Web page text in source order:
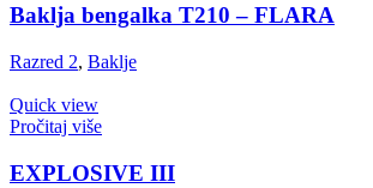
Baklja bengalka T210 – FLARA
Razred 2, Baklje
Quick view
Pročitaj više
EXPLOSIVE III